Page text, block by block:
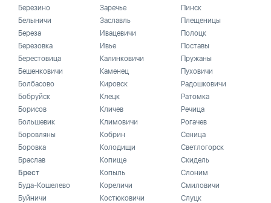
Березино
Белыничи
Береза
Березовка
Берестовица
Бешенковичи
Болбасово
Бобруйск
Борисов
Большевик
Боровляны
Боровка
Браслав
Брест
Буда-Кошелево
Буйничи
Заречье
Заславль
Ивацевичи
Ивье
Калинковичи
Каменец
Кировск
Клецк
Кличев
Климовичи
Кобрин
Колодищи
Копище
Копыль
Кореличи
Костюковичи
Пинск
Плещеницы
Полоцк
Поставы
Пружаны
Пуховичи
Радошковичи
Ратомка
Речица
Рогачев
Сеница
Светлогорск
Скидель
Слоним
Смиловичи
Слуцк